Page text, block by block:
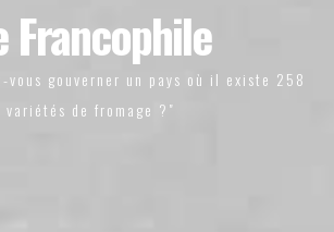
Francophile
vous gouverner un pays où il existe 258
variétés de fromage ?"